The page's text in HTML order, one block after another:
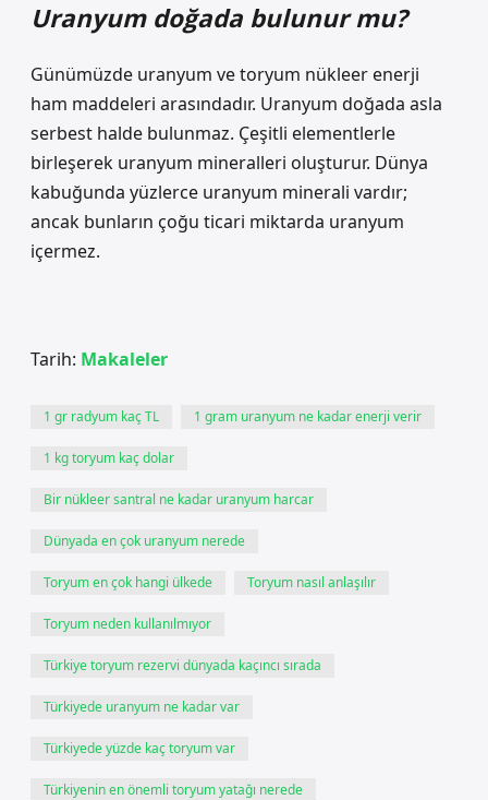
Uranyum doğada bulunur mu?
Günümüzde uranyum ve toryum nükleer enerji
ham maddeleri arasındadır. Uranyum doğada asla
serbest halde bulunmaz. Çeşitli elementlerle
birleşerek uranyum mineralleri oluşturur. Dünya
kabuğunda yüzlerce uranyum minerali vardır;
ancak bunların çoğu ticari miktarda uranyum
içermez.
Tarih: Makaleler
1 gr radyum kaç TL 1 gram uranyum ne kadar enerji verir
1 kg toryum kaç dolar
Bir nükleer santral ne kadar uranyum harcar
Dünyada en çok uranyum nerede
Toryum en çok hangi ülkede Toryum nasıl anlaşılır
Toryum neden kullanılmıyor
Türkiye toryum rezervi dünyada kaçıncı sırada
Türkiyede uranyum ne kadar var
Türkiyede yüzde kaç toryum var
Türkiyenin en önemli toryum yatağı nerede